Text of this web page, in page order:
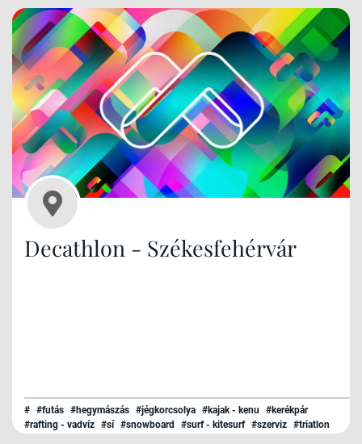
Decathlon - Székesfehérvár
# #futás #hegymászás #jégkorcsolya #kajak - kenu
#kerékpár
#rafting - vadvíz #sí #snowboard #surf - kitesurf #szerviz #triatlon